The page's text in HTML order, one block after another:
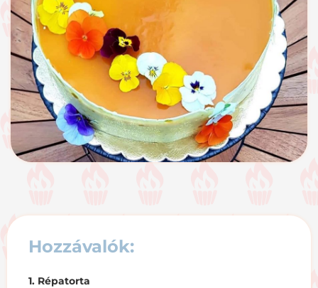
Hozzávalók:
1. Répatorta